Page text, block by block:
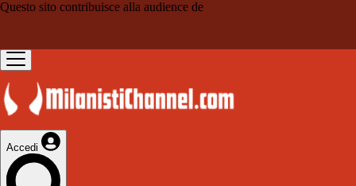
Questo sito contribuisce alla audience de
Accedi